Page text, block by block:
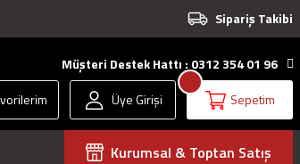
Sipariş Takibi
Müşteri Destek Hattı : 0312 354 01 96
Üye Girişi Sepetim
Kurumsal & Toptan Satış